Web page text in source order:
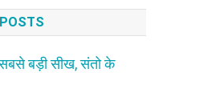
बड़ी सीख, संतो के